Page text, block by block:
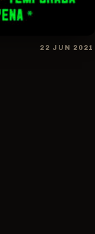
22 JUN 2021